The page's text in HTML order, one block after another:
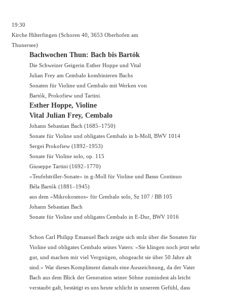
19:30
Kirche Hilterfingen (Schoren 40, 3653 Oberhofen am
Thunersee)
Bachwochen Thun: Bach bis Bartók
Die Schweizer Geigerin Esther Hoppe und Vital
Julian Frey am Cembalo kombinieren Bachs
Sonaten für Violine und Cembalo mit Werken von
Bartók, Prokofiew und Tartini.
Esther Hoppe, Violine
Vital Julian Frey, Cembalo
Johann Sebastian Bach (1685–1750)
Sonate für Violine und obligates Cembalo in h-Moll, BWV 1014
Sergei Prokofiew (1892–1953)
Sonate für Violine solo, op. 115
Giuseppe Tartini (1692–1770)
«Teufelstriller-Sonate» in g-Moll für Violine und Basso Continuo
Béla Bartók (1881–1945)
aus dem «Mikrokosmos» für Cembalo solo, Sz 107 / BB 105
Johann Sebastian Bach
Sonate für Violine und obligates Cembalo in E-Dur, BWV 1016
Schon Carl Philipp Emanuel Bach zeigte sich stolz über die Sonaten für
Violine und obligates Cembalo seines Vaters: «Sie klingen noch jetzt sehr
gut, und machen mir viel Vergnügen, ohngeacht sie über 50 Jahre alt
sind.» War dieses Kompliment damals eine Auszeichnung, da der Vater
Bach aus dem Blick der Generation seiner Söhne zumindest als leicht
verstaubt galt, bestätigt es uns heute schlicht in unserem Gefühl, dass